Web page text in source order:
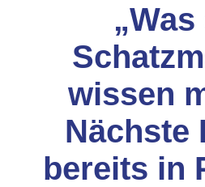
„Was
wissen
Nächste
bereits in